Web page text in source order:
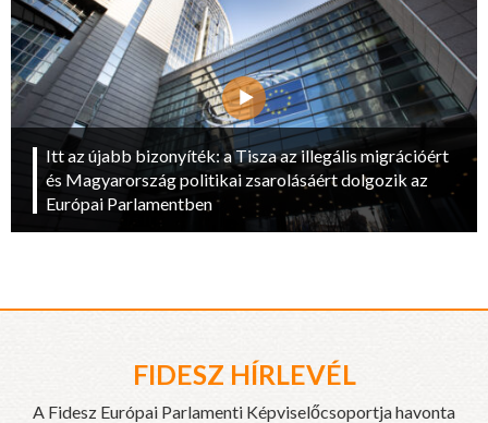
Itt az újabb bizonyíték: a Tisza az illegális migrációért
és Magyarország politikai zsarolásáért dolgozik az
Európai Parlamentben
FIDESZ HÍRLEVÉL
A Fidesz Európai Parlamenti Képviselőcsoportja havonta